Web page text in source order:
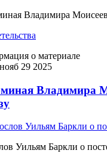
Владимира
о материале
нояб 29 2025
Владимира
Уильям Баркли о